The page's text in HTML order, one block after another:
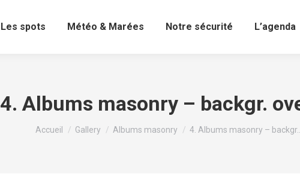
Les spots Météo & Marées Notre sécurité L’agenda
4. Albums masonry – backgr.
Vous êtes ici :
Accueil Gallery Albums masonry 4. Albums masonry – backgr.…